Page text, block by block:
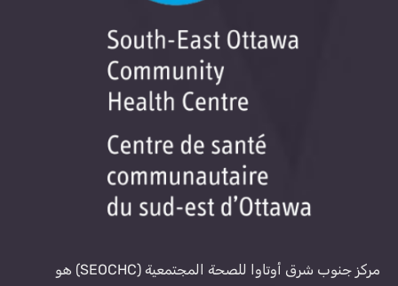
مركز جنوب شرق أوتاوا للصحة المجتمعية (SEOCHC) هو